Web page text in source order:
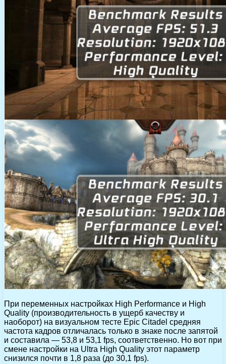
При переменных настройках High Performance и High
Quality (производительность в ущерб качеству и
наоборот) на визуальном тесте Epic Citadel средняя
частота кадров отличалась только в знаке после запятой
и составила — 53,8 и 53,1 fps, соответственно. Но вот при
смене настройки на Ultra High Quality этот параметр
снизился почти в 1,8 раза (до 30,1 fps).